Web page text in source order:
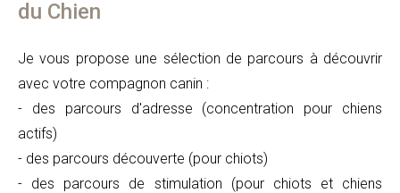
du Chien
Je vous propose une sélection de parcours à découvrir
avec votre compagnon canin :
- des parcours d'adresse (concentration pour chiens
actifs)
- des parcours découverte (pour chiots)
- des parcours de stimulation (pour chiots et chiens